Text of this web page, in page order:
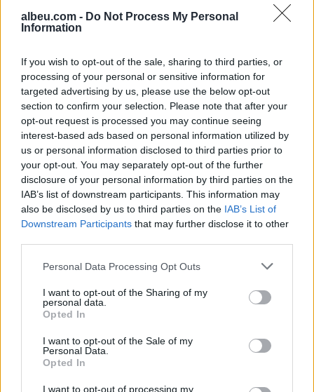
albeu.com - Do Not Process My Personal
Information
If you wish to opt-out of the sale, sharing to third parties, or
processing of your personal or sensitive information for
targeted advertising by us, please use the below opt-out
section to confirm your selection. Please note that after your
opt-out request is processed you may continue seeing
interest-based ads based on personal information utilized by
us or personal information disclosed to third parties prior to
your opt-out. You may separately opt-out of the further
disclosure of your personal information by third parties on the
IAB’s list of downstream participants. This information may
also be disclosed by us to third parties on the IAB’s List of
Downstream Participants that may further disclose it to other
Personal Data Processing Opt Outs
I want to opt-out of the Sharing of my
personal data.
Opted In
I want to opt-out of the Sale of my
Personal Data.
Opted In
I want to opt-out of processing my
shëndetësore
Çotën, ish-kapiteni dhe ish-
trajneri i Sopotit ndahet nga
jeta në moshën 56-vjeçare
Esim for Global|Esim for Europe|
Esim for Caribbean